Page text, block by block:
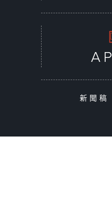
新聞稿